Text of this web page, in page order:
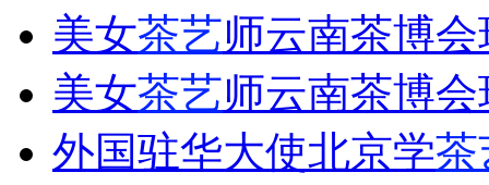
安徽一实载49人客车翻车
走！跟着总书记去植树
美女茶艺师云南茶博会
美女茶艺师云南茶博会
外国驻华大使北京学茶